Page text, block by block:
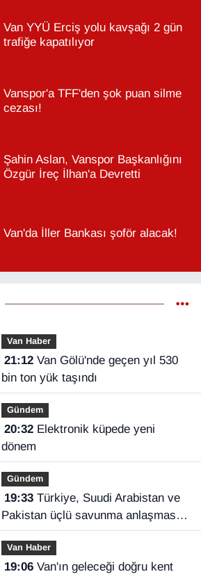
Van YYÜ Erciş yolu kavşağı 2 gün
trafiğe kapatılıyor
Vanspor'a TFF'den şok puan silme
cezası!
Şahin Aslan, Vanspor Başkanlığını
Özgür İreç İlhan'a Devretti
Van'da İller Bankası şoför alacak!
Van Haber
21:12Van Gölü'nde geçen yıl 530
bin ton yük taşındı
Gündem
20:32Elektronik küpede yeni
dönem
Gündem
19:33Türkiye, Suudi Arabistan ve
Pakistan üçlü savunma anlaşması
imzaladı
Van Haber
19:06Van'ın geleceği doğru kent